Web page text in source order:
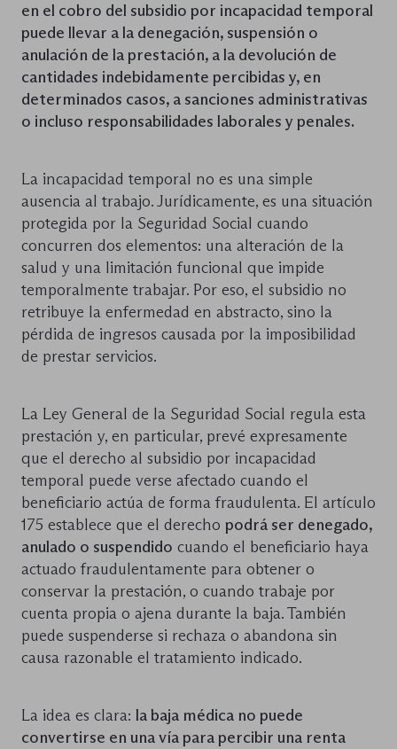
en el cobro del subsidio por incapacidad temporal
puede llevar a la denegación, suspensión o
anulación de la prestación, a la devolución de
cantidades indebidamente percibidas y, en
determinados casos, a sanciones administrativas
o incluso responsabilidades laborales y penales.
La incapacidad temporal no es una simple
ausencia al trabajo. Jurídicamente, es una situación
protegida por la Seguridad Social cuando
concurren dos elementos: una alteración de la
salud y una limitación funcional que impide
temporalmente trabajar. Por eso, el subsidio no
retribuye la enfermedad en abstracto, sino la
pérdida de ingresos causada por la imposibilidad
de prestar servicios.
La Ley General de la Seguridad Social regula esta
prestación y, en particular, prevé expresamente
que el derecho al subsidio por incapacidad
temporal puede verse afectado cuando el
beneficiario actúa de forma fraudulenta. El artículo
175 establece que el derecho podrá ser denegado,
anulado o suspendido cuando el beneficiario haya
actuado fraudulentamente para obtener o
conservar la prestación, o cuando trabaje por
cuenta propia o ajena durante la baja. También
puede suspenderse si rechaza o abandona sin
causa razonable el tratamiento indicado.
La idea es clara: la baja médica no puede
convertirse en una vía para percibir una renta